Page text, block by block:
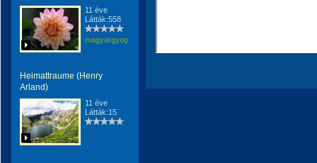
11 éve
Látták:558
magyargyogyi
Heimattraume (Henry
Arland)
11 éve
Látták:15